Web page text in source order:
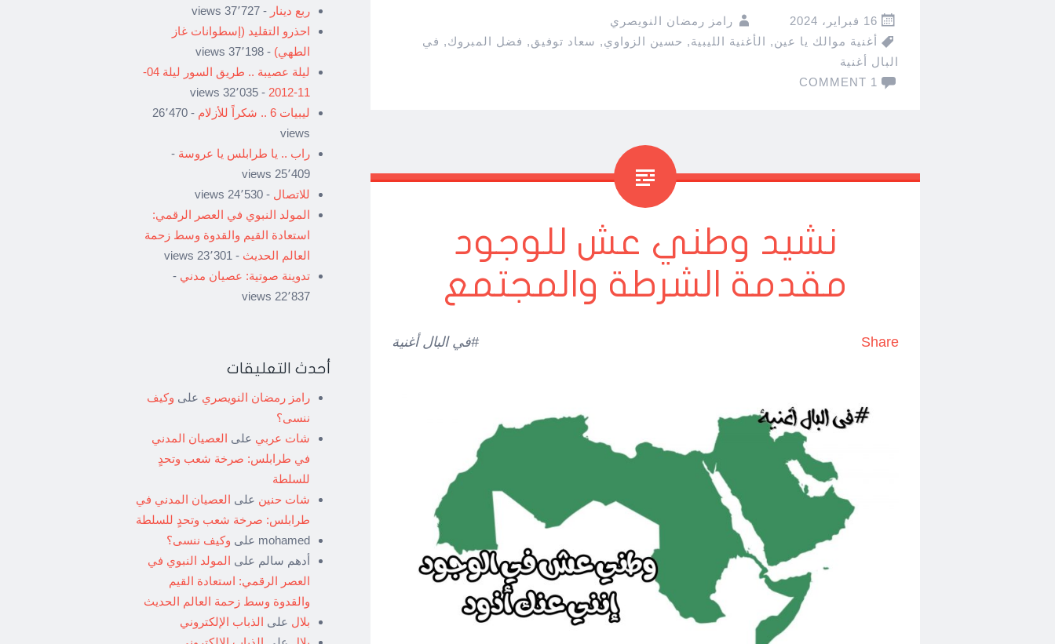
16 فبراير، 2024
رامز رمضان النويصري
أغنية موالك يا عين, الأغنية الليبية, حسين الزواوي, سعاد توفيق, فضل المبروك, في
البال أغنية
1 COMMENT
نشيد وطني عش للوجود
مقدمة الشرطة والمجتمع
Share #في البال أغنية
ربع دينار - 37٬727 views
احذرو التقليد (إسطوانات غاز
الطهي) - 37٬198 views
ليلة عصيبة .. طريق السور ليلة 04-
11-2012
- 32٬035 views
ليبيات 6 .. شكراً للأزلام
- 26٬470
views
راب .. يا طرابلس يا عروسة -
25٬409 views
للاتصال - 24٬530 views
المولد النبوي في العصر الرقمي:
استعادة القيم والقدوة وسط زحمة
العالم الحديث - 23٬301 views
تدوينة صوتية: عصيان مدني -
22٬837 views
أحدث التعليقات
رامز رمضان النويصري على وكيف
ننسى؟
شات عربي على العصيان المدني
في طرابلس: صرخة شعب وتحدٍ
للسلطة
شات حنين على العصيان المدني في
طرابلس: صرخة شعب وتحدٍ للسلطة
mohamed على وكيف ننسى؟
أدهم سالم على المولد النبوي في
العصر الرقمي: استعادة القيم
والقدوة وسط زحمة العالم الحديث
بلال على الذباب الإلكتروني